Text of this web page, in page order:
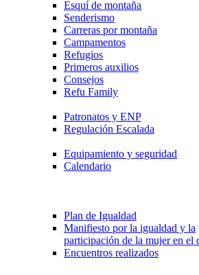
Esquí de montaña
Senderismo
Carreras por montaña
Campamentos
Refugios
Primeros auxilios
Consejos
Refu Family
Patronatos y ENP
Regulación Escalada
Equipamiento y seguridad
Calendario
Plan de Igualdad
Manifiesto por la igualdad y la
participación de la mujer en el
Encuentros realizados